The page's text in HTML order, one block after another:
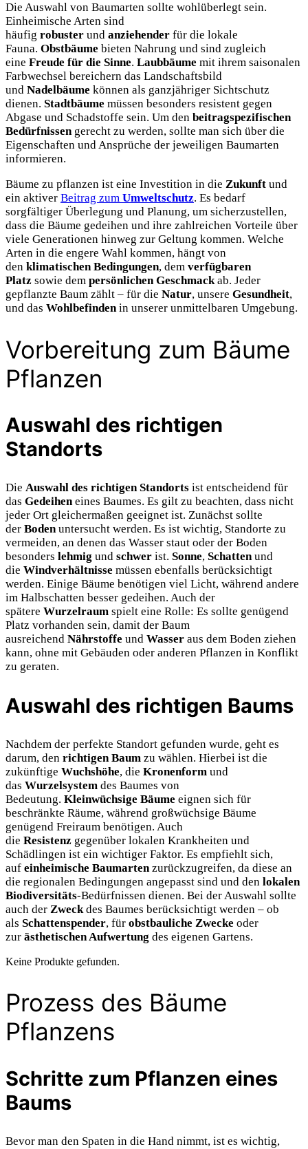
Die Auswahl von Baumarten sollte wohlüberlegt sein.
Einheimische Arten sind
häufig robuster und anziehender für die lokale
Fauna. Obstbäume bieten Nahrung und sind zugleich
eine Freude für die Sinne. Laubbäume mit ihrem saisonalen
Farbwechsel bereichern das Landschaftsbild
und Nadelbäume können als ganzjähriger Sichtschutz
dienen. Stadtbäume müssen besonders resistent gegen
Abgase und Schadstoffe sein. Um den beitragspezifischen
Bedürfnissengerecht zu werden, sollte man sich über die
Eigenschaften und Ansprüche der jeweiligen Baumarten
informieren.
Bäume zu pflanzen ist eine Investition in die Zukunft und
ein aktiver Beitrag zum Umweltschutz. Es bedarf
sorgfältiger Überlegung und Planung, um sicherzustellen,
dass die Bäume gedeihen und ihre zahlreichen Vorteile über
viele Generationen hinweg zur Geltung kommen. Welche
Arten in die engere Wahl kommen, hängt von
den klimatischen Bedingungen, dem verfügbaren
Platz sowie dem persönlichen Geschmackab. Jeder
gepflanzte Baum zählt – für die Natur, unsere Gesundheit,
und das Wohlbefindenin unserer unmittelbaren Umgebung.
Vorbereitung zum Bäume
Pflanzen
Auswahl des richtigen
Standorts
Die Auswahl des richtigen Standorts ist entscheidend für
das Gedeiheneines Baumes. Es gilt zu beachten, dass nicht
jeder Ort gleichermaßen geeignet ist. Zunächst sollte
der Bodenuntersucht werden. Es ist wichtig, Standorte zu
vermeiden, an denen das Wasser staut oder der Boden
besonders lehmig und schwer ist. Sonne, Schattenund
die Windverhältnisse müssen ebenfalls berücksichtigt
werden. Einige Bäume benötigen viel Licht, während andere
im Halbschatten besser gedeihen. Auch der
spätere Wurzelraum spielt eine Rolle: Es sollte genügend
Platz vorhanden sein, damit der Baum
ausreichend Nährstoffe und Wasser aus dem Boden ziehen
kann, ohne mit Gebäuden oder anderen Pflanzen in Konflikt
zu geraten.
Auswahl des richtigen Baums
Nachdem der perfekte Standort gefunden wurde, geht es
darum, den richtigen Baum zu wählen. Hierbei ist die
zukünftige Wuchshöhe, die Kronenform und
das Wurzelsystem des Baumes von
Bedeutung. Kleinwüchsige Bäume eignen sich für
beschränkte Räume, während großwüchsige Bäume
genügend Freiraum benötigen. Auch
die Resistenz gegenüber lokalen Krankheiten und
Schädlingen ist ein wichtiger Faktor. Es empfiehlt sich,
auf einheimische Baumartenzurückzugreifen, da diese an
die regionalen Bedingungen angepasst sind und den lokalen
Biodiversitäts-Bedürfnissen dienen. Bei der Auswahl sollte
auch der Zweckdes Baumes berücksichtigt werden – ob
als Schattenspender, für obstbauliche Zwecke oder
zur ästhetischen Aufwertung des eigenen Gartens.
Keine Produkte gefunden.
Prozess des Bäume
Pflanzens
Schritte zum Pflanzen eines
Baums
Bevor man den Spaten in die Hand nimmt, ist es wichtig,